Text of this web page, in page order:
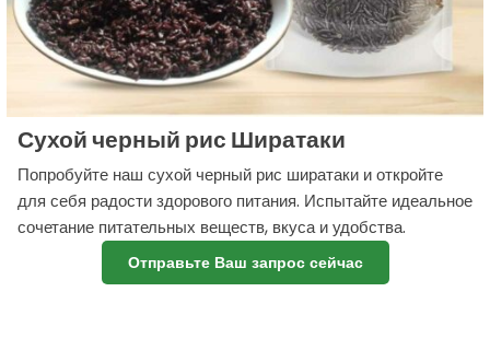
Сухой черный рис Ширатаки
Попробуйте наш сухой черный рис ширатаки и откройте
для себя радости здорового питания. Испытайте идеальное
сочетание питательных веществ, вкуса и удобства.
Отправьте Ваш запрос сейчас